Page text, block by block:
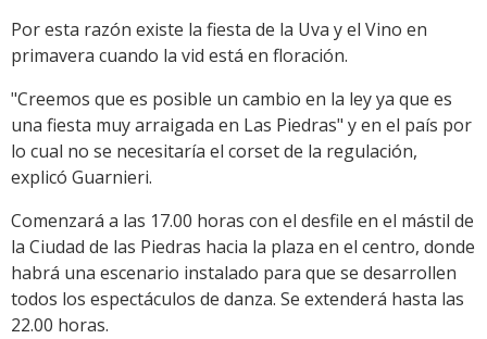
Por esta razón existe la fiesta de la Uva y el Vino en
primavera cuando la vid está en floración.
"Creemos que es posible un cambio en la ley ya que es
una fiesta muy arraigada en Las Piedras" y en el país por
lo cual no se necesitaría el corset de la regulación,
explicó Guarnieri.
Comenzará a las 17.00 horas con el desfile en el mástil de
la Ciudad de las Piedras hacia la plaza en el centro, donde
habrá una escenario instalado para que se desarrollen
todos los espectáculos de danza. Se extenderá hasta las
22.00 horas.